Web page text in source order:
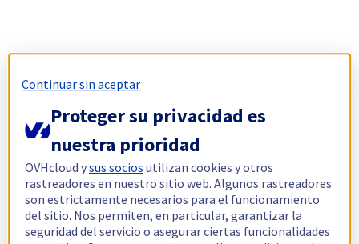
Continuar sin aceptar
Proteger su privacidad es
nuestra prioridad
OVHcloud ysus socios utilizan cookies y otros
rastreadores en nuestro sitio web. Algunos rastreadores
son estrictamente necesarios para el funcionamiento
del sitio. Nos permiten, en particular, garantizar la
seguridad del servicio o asegurar ciertas funcionalidades